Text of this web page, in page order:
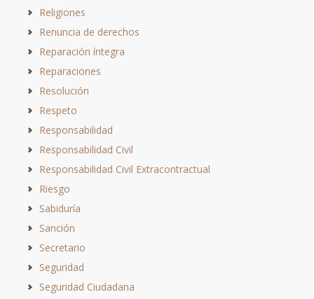
Religiones
Renuncia de derechos
Reparación íntegra
Reparaciones
Resolución
Respeto
Responsabilidad
Responsabilidad Civil
Responsabilidad Civil Extracontractual
Riesgo
Sabiduría
Sanción
Secretario
Seguridad
Seguridad Ciudadana